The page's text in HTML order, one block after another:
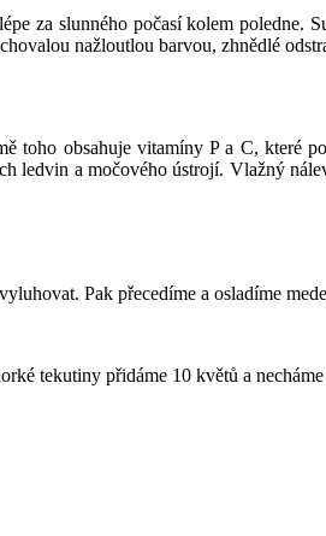
za slunného počasí kolem poledne.
nažloutlou barvou, zhnědlé
toho obsahuje vitamíny P a C, které
ledvin a močového ústrojí. Vlažný
Pak přecedíme a osladíme
tekutiny přidáme 10 květů a